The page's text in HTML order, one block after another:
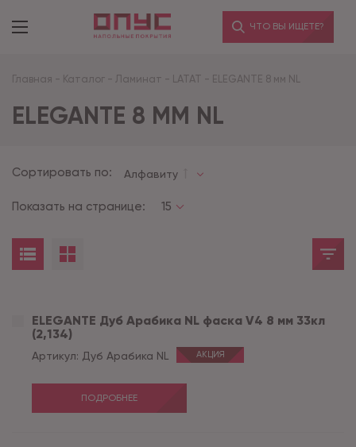
ЧТО ВЫ ИЩЕТЕ?
Главная - Каталог - Ламинат - LATAT - ELEGANTE 8 мм NL
ELEGANTE 8 ММ NL
Сортировать по: Алфавиту
Показать на странице: 15
ELEGANTE Дуб Арабика NL фаска V4 8 мм 33кл
(2,134)
Артикул: Дуб Арабика NL АКЦИЯ
ПОДРОБНЕЕ